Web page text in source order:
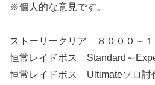
※個人的な意見です。
ストーリークリア ８０００～１
恒常レイドボス Standard～
恒常レイドボス Ultimateソロ